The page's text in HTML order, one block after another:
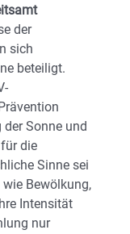
der
sich
beteiligt.
der Sonne und
die
Sinne sei
Bewölkung,
Intensität
nur